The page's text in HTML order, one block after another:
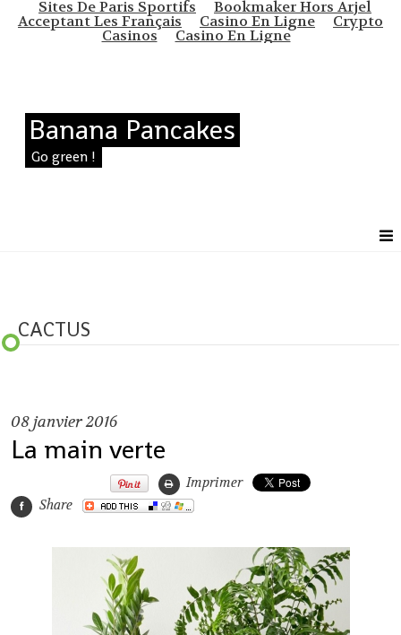
Sites De Paris Sportifs Bookmaker Hors Arjel
Acceptant Les Français Casino En Ligne Crypto
Casinos Casino En Ligne
Banana Pancakes
Go green !
CACTUS
08janvier 2016
La main verte
Imprimer
Share